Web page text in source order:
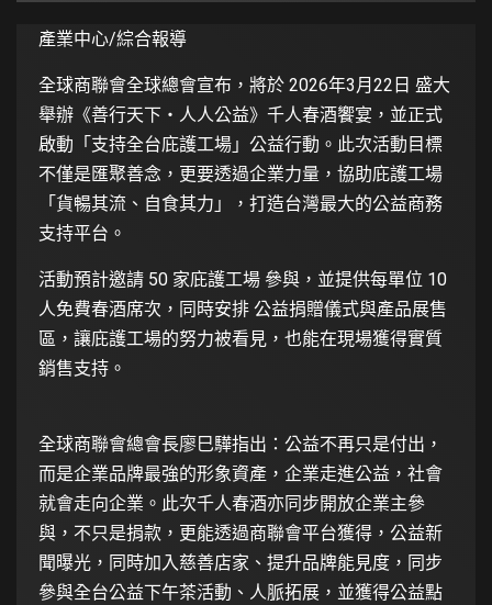
產業中心/綜合報導
全球商聯會全球總會宣布，將於 2026年3月22日 盛大
舉辦《善行天下・人人公益》千人春酒饗宴，並正式
啟動「支持全台庇護工場」公益行動。此次活動目標
不僅是匯聚善念，更要透過企業力量，協助庇護工場
「貨暢其流、自食其力」，打造台灣最大的公益商務
支持平台。
活動預計邀請 50 家庇護工場 參與，並提供每單位 10
人免費春酒席次，同時安排 公益捐贈儀式與產品展售
區，讓庇護工場的努力被看見，也能在現場獲得實質
銷售支持。
全球商聯會總會長廖巳驊指出：公益不再只是付出，
而是企業品牌最強的形象資產，企業走進公益，社會
就會走向企業。此次千人春酒亦同步開放企業主參
與，不只是捐款，更能透過商聯會平台獲得，公益新
聞曝光，同時加入慈善店家、提升品牌能見度，同步
參與全台公益下午茶活動、人脈拓展，並獲得公益點